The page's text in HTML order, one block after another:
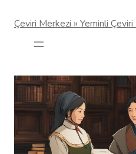
Çeviri Merkezi » Yeminli